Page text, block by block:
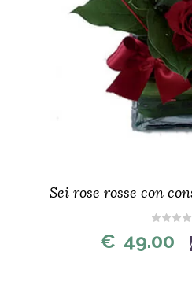
Sei rose rosse con
€ 49.00